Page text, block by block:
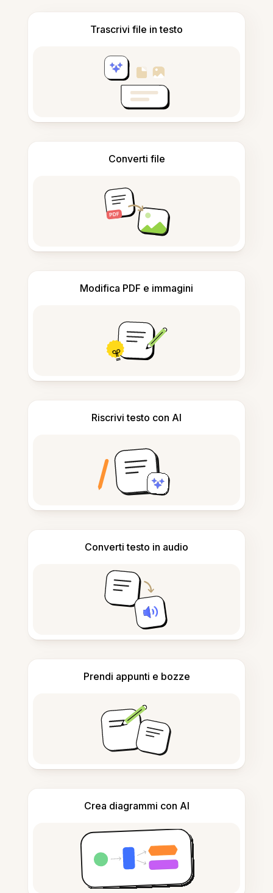
Trascrivi file in testo
Converti file
Modifica PDF e immagini
Riscrivi testo con AI
Converti testo in audio
Prendi appunti e bozze
Crea diagrammi con AI